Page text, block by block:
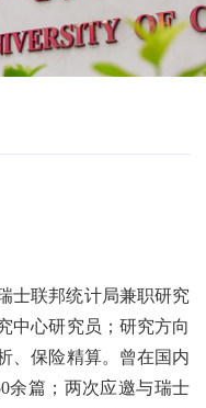
士联邦统计局兼职研究
中心研究员；研究方向
、保险精算。曾在国内
余篇；两次应邀与瑞士